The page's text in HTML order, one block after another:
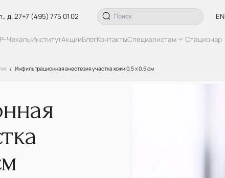
д. 27+7 (495) 775 01 02 EN
ЧекапыИнститутАкцииБлогКонтактыСпециалистам Стационар
Инфильтрационная анестезия участка кожи 0,5 х 0,5 см